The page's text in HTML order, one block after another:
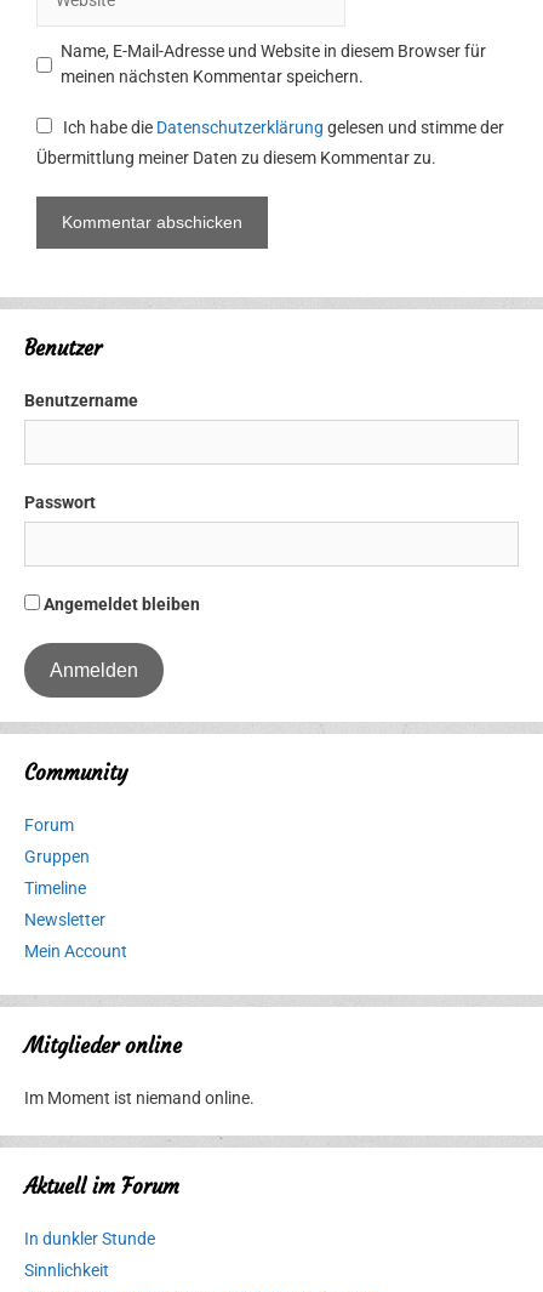
Name, E-Mail-Adresse und Website in diesem Browser für
meinen nächsten Kommentar speichern.
Ich habe die Datenschutzerklärung gelesen und stimme der
Übermittlung meiner Daten zu diesem Kommentar zu.
Benutzer
Benutzername
Passwort
Angemeldet bleiben
Community
Forum
Gruppen
Timeline
Newsletter
Mein Account
Mitglieder online
Im Moment ist niemand online.
Aktuell im Forum
In dunkler Stunde
Sinnlichkeit